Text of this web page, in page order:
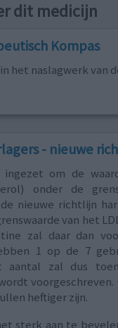
dit medicijn
Kompas
het naslagwerk van
- nieuwe
ingezet om de
onder de
de nieuwe richtlijn
van het
zal daar dan
1 op de 7
aantal zal dus
voorgeschreven.
heftiger zijn.
sterk aan te